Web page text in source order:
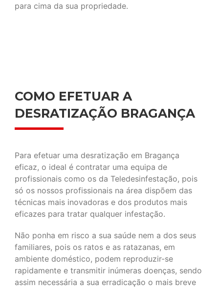
para cima da sua propriedade.
COMO EFETUAR A
DESRATIZAÇÃO BRAGANÇA
Para efetuar uma desratização em Bragança
eficaz, o ideal é contratar uma equipa de
profissionais como os da Teledesinfestação, pois
só os nossos profissionais na área dispõem das
técnicas mais inovadoras e dos produtos mais
eficazes para tratar qualquer infestação.
Não ponha em risco a sua saúde nem a dos seus
familiares, pois os ratos e as ratazanas, em
ambiente doméstico, podem reproduzir-se
rapidamente e transmitir inúmeras doenças, sendo
assim necessária a sua erradicação o mais breve